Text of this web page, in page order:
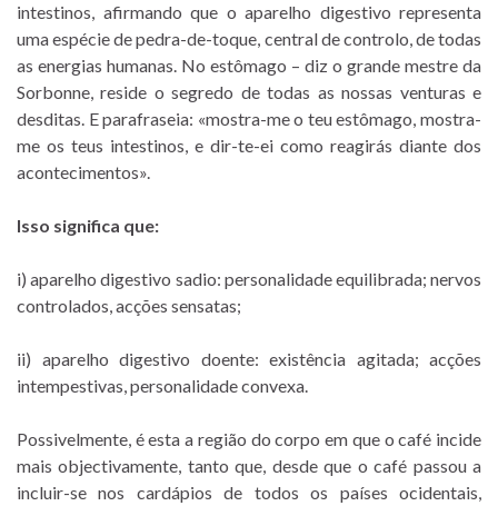
intestinos, afirmando que o aparelho digestivo representa
uma espécie de pedra-de-toque, central de controlo, de todas
as energias humanas. No estômago – diz o grande mestre da
Sorbonne, reside o segredo de todas as nossas venturas e
desditas. E parafraseia: «mostra-me o teu estômago, mostra-
me os teus intestinos, e dir-te-ei como reagirás diante dos
acontecimentos».
Isso significa que:
i) aparelho digestivo sadio: personalidade equilibrada; nervos
controlados, acções sensatas;
ii) aparelho digestivo doente: existência agitada; acções
intempestivas, personalidade convexa.
Possivelmente, é esta a região do corpo em que o café incide
mais objectivamente, tanto que, desde que o café passou a
incluir-se nos cardápios de todos os países ocidentais,